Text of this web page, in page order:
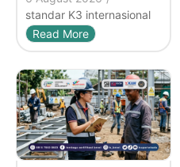
standar K3 internasional
Read More